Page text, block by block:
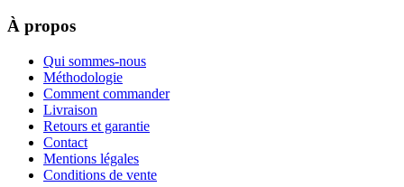
À propos
Qui sommes-nous
Méthodologie
Comment commander
Livraison
Retours et garantie
Contact
Mentions légales
Conditions de vente